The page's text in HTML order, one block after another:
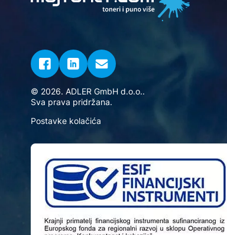
© 2026. ADLER GmbH d.o.o..
Sva prava pridržana.
Postavke kolačića